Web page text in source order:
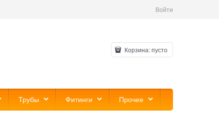
Войти
Корзина:пусто
Трубы Фитинги Прочее